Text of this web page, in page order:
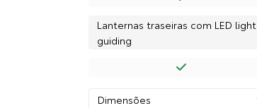
Lanternas traseiras com LED light
guiding
Dimensões